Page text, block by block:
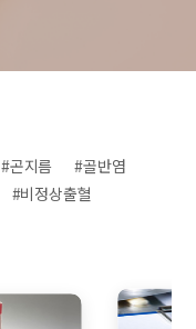
#곤지름
#골반염
#비정상출혈